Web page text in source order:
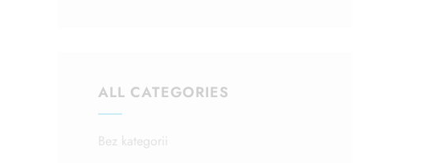
ALL CATEGORIES
Bez kategorii